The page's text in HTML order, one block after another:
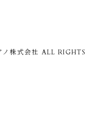
ノ株式会社 ALL RIGHTS